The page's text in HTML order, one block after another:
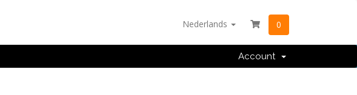
Nederlands 0
Account